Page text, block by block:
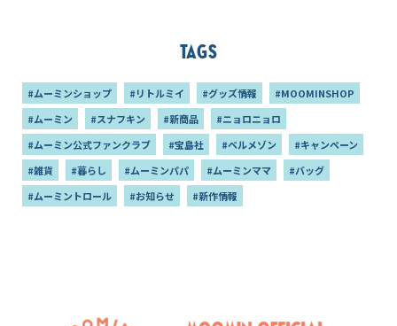
Tags
#ムーミンショップ #リトルミイ #グッズ情報
#MOOMINSHOP
#ムーミン
#スナフキン #新商品
#ニョロニョロ
#ムーミン公式ファンクラブ
#宝島社 #ベルメゾン
#キャンペーン
#雑貨
#暮らし #ムーミンパパ #ムーミンママ
#バッグ
#ムーミントロール
#お知らせ #新作情報